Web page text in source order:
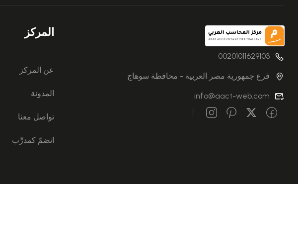
00201011629103
فرع جمهورية مصر العربية - محافظة سوهاج
info@aact-web.com
المركز
عن المركز
المدونة
تواصل معنا
انضمّ كمدرِّب